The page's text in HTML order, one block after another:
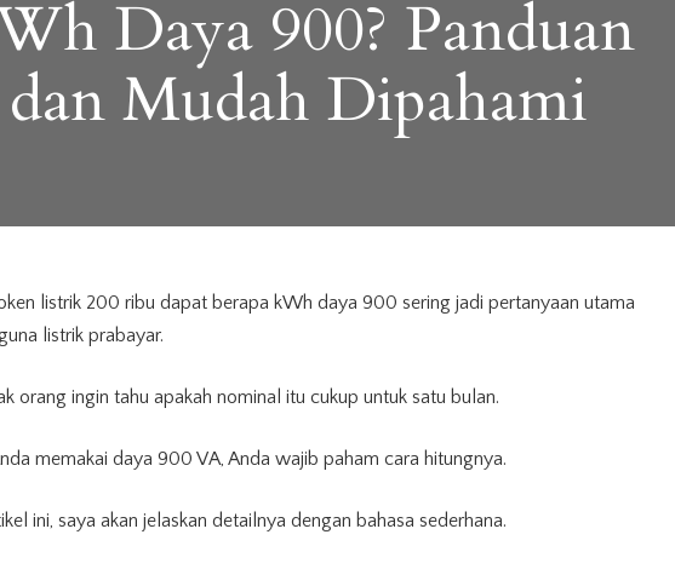
Daya 900? Panduan
Mudah Dipahami
listrik 200 ribu dapat berapa kWh daya 900 sering jadi pertanyaan utama
listrik prabayar.
orang ingin tahu apakah nominal itu cukup untuk satu bulan.
memakai daya 900 VA, Anda wajib paham cara hitungnya.
ini, saya akan jelaskan detailnya dengan bahasa sederhana.